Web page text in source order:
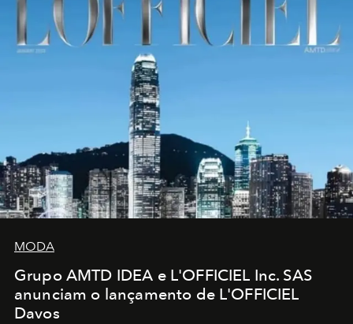
MODA
Grupo AMTD IDEA e L'OFFICIEL Inc. SAS
anunciam o lançamento de L'OFFICIEL
Davos